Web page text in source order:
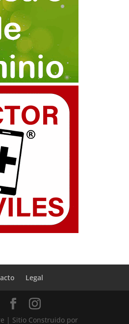
Legal
| Sitio Construido por